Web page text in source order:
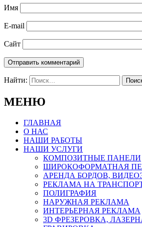
Имя
E-mail
Сайт
Найти:
МЕНЮ
ГЛАВНАЯ
О НАС
НАШИ РАБОТЫ
НАШИ УСЛУГИ
КОМПОЗИТНЫЕ ПАНЕЛИ
ШИРОКОФОРМАТНАЯ
АРЕНДА БОРДОВ,
РЕКЛАМА НА
ПОЛИГРАФИЯ
НАРУЖНАЯ РЕКЛАМА
ИНТЕРЬЕРНАЯ РЕКЛАМА
3D ФРЕЗЕРОВКА,